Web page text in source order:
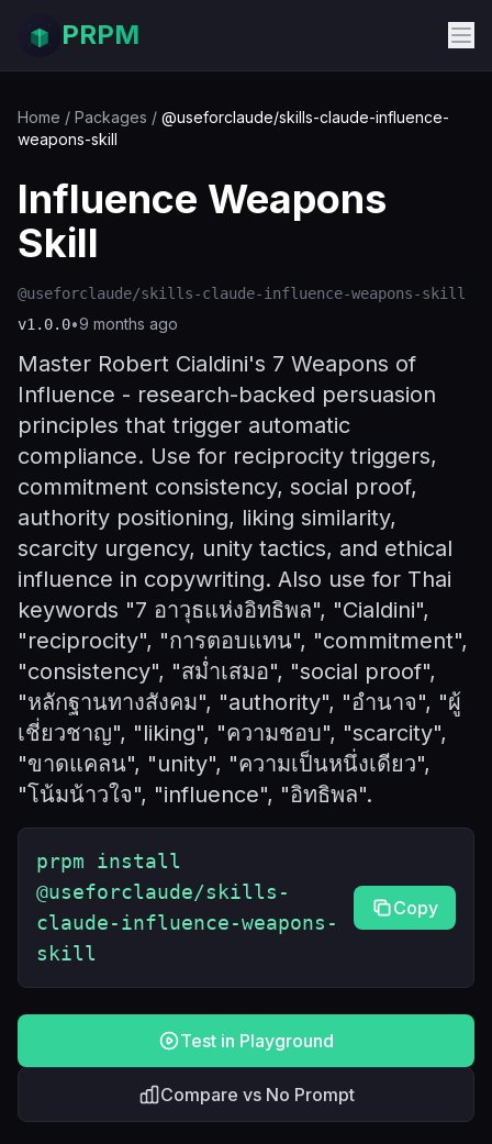
PRPM
Home / Packages / @useforclaude/skills-claude-influence-
weapons-skill
Influence Weapons
Skill
@useforclaude/skills-claude-influence-weapons-skill
v1.0.0•9 months ago
Master Robert Cialdini's 7 Weapons of
Influence - research-backed persuasion
principles that trigger automatic
compliance. Use for reciprocity triggers,
commitment consistency, social proof,
authority positioning, liking similarity,
scarcity urgency, unity tactics, and ethical
influence in copywriting. Also use for Thai
keywords "7 อาวุธแห่งอิทธิพล", "Cialdini",
"reciprocity", "การตอบแทน", "commitment",
"consistency", "สม่ำเสมอ", "social proof",
"หลักฐานทางสังคม", "authority", "อำนาจ", "ผู้
เชี่ยวชาญ", "liking", "ความชอบ", "scarcity",
"ขาดแคลน", "unity", "ความเป็นหนึ่งเดียว",
"โน้มน้าวใจ", "influence", "อิทธิพล".
prpm install
@useforclaude/skills-
claude-influence-weapons-
skill
Copy
Test in Playground
Compare vs No Prompt